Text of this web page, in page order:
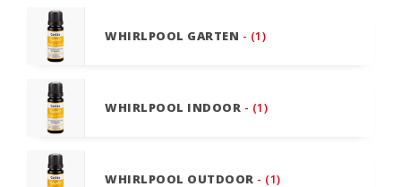
WHIRLPOOL GARTEN - (1)
WHIRLPOOL INDOOR - (1)
WHIRLPOOL OUTDOOR - (1)